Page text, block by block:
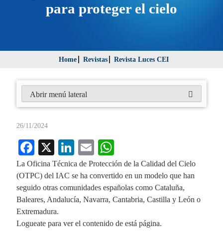
para proteger el cielo
Home Revistas Revista Luces CEI
26/11/2024
Fa
ce
bo
ok
X
Li
nk
ed
In
E
m
ail
ha
ts
A
La Oficina Técnica de Protección de la Calidad del Cielo
(OTPC) del IAC se ha convertido en un modelo que han
seguido otras comunidades españolas como Cataluña,
Baleares, Andalucía, Navarra, Cantabria, Castilla y León o
Extremadura.
Logueate para ver el contenido de está página.
Abrir menú lateral